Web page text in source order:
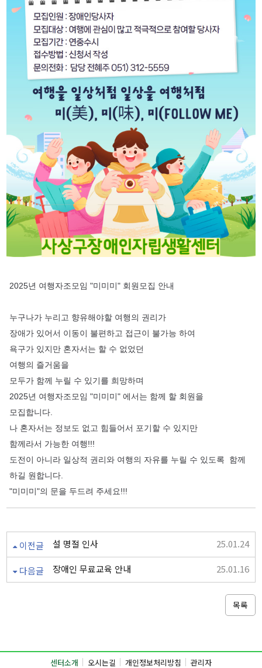
2025년 여행자조모임 "미미미" 회원모집 안내
누구나가 누리고 향유해야할 여행의 권리가
장애가 있어서 이동이 불편하고 접근이 불가능 하여
욕구가 있지만 혼자서는 할 수 없었던
여행의 즐거움을
모두가 함께 누릴 수 있기를 희망하며
2025년 여행자조모임 "미미미" 에서는 함께 할 회원을
모집합니다.
나 혼자서는 정보도 없고 힘들어서 포기할 수 있지만
함께라서 가능한 여행!!!
도전이 아니라 일상적 권리와 여행의 자유를 누릴 수 있도록 함께
하길 원합니다.
"미미미"의 문을 두드려 주세요!!!
이전글 설 명절 인사 25.01.24
다음글 장애인 무료교육 안내 25.01.16
목록
센터소개 오시는길 개인정보처리방침 관리자